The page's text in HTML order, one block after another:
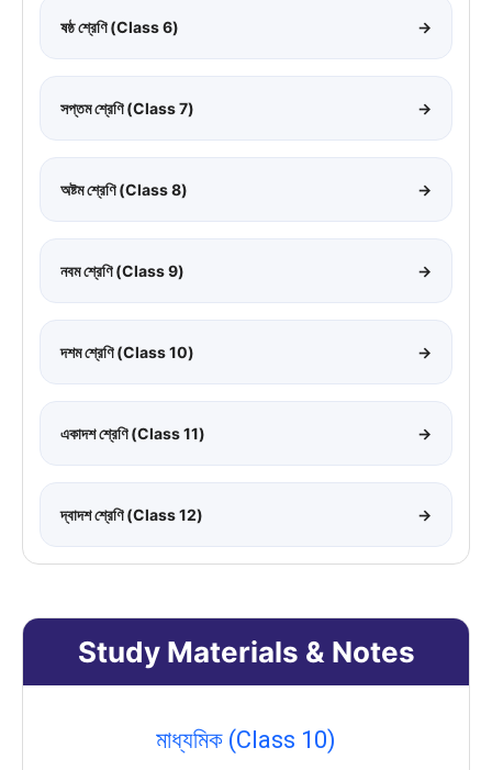
ষষ্ঠ শ্রেণি (Class 6) →
সপ্তম শ্রেণি (Class 7) →
অষ্টম শ্রেণি (Class 8) →
নবম শ্রেণি (Class 9) →
দশম শ্রেণি (Class 10) →
একাদশ শ্রেণি (Class 11) →
দ্বাদশ শ্রেণি (Class 12) →
Study Materials & Notes
মাধ্যমিক (Class 10)